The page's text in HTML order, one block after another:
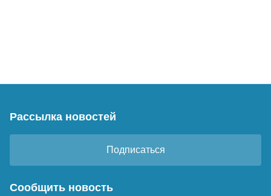
Рассылка новостей
Подписаться
Сообщить новость